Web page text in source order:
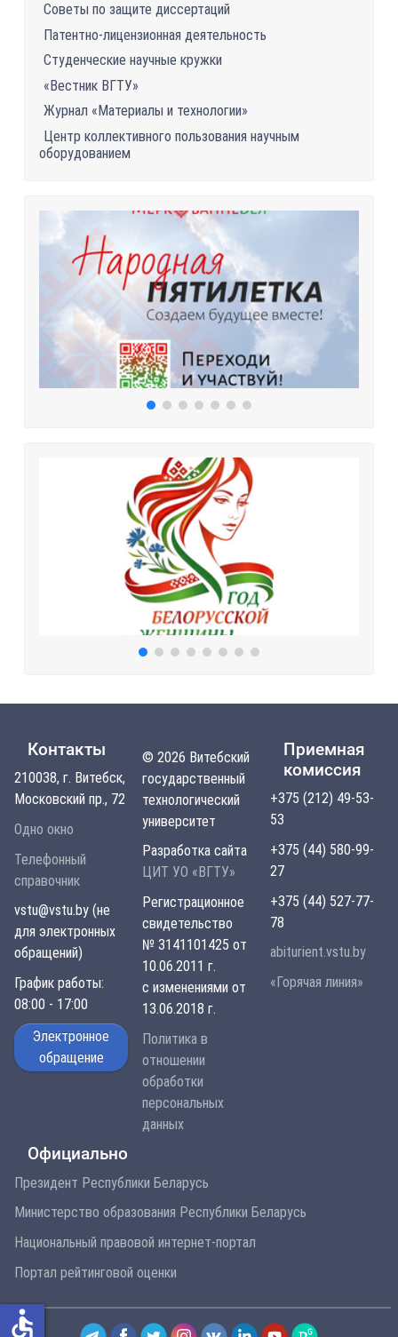
Советы по защите диссертаций
Патентно-лицензионная деятельность
Студенческие научные кружки
«Вестник ВГТУ»
Журнал «Материалы и технологии»
Центр коллективного пользования научным
оборудованием
Контакты
210038, г. Витебск,
Московский пр., 72
Одно окно
Телефонный
справочник
vstu@vstu.by (не
для электронных
обращений)
График работы:
08:00 - 17:00
Электронное
обращение
© 2026 Витебский
государственный
технологический
университет
Разработка сайта
ЦИТ УО «ВГТУ»
Регистрационное
свидетельство
№ 3141101425 от
10.06.2011 г.
с изменениями от
13.06.2018 г.
Политика в
отношении
обработки
персональных
данных
Приемная
комиссия
+375 (212) 49-53-
53
+375 (44) 580-99-
27
+375 (44) 527-77-
78
abiturient.vstu.by
«Горячая линия»
Официально
Президент Республики Беларусь
Министерство образования Республики Беларусь
Национальный правовой интернет-портал
Портал рейтинговой оценки
accessible